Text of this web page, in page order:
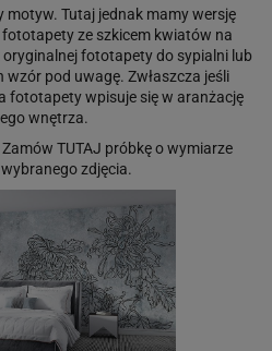
motyw. Tutaj jednak mamy wersję
ze szkicem kwiatów na
fototapety do sypialni lub
pod uwagę. Zwłaszcza jeśli
fototapety wpisuje się w aranżację
wnętrza.
TUTAJ próbkę o wymiarze
zdjęcia.